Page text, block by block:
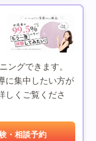
ングできます。
に集中したい方が
しくご覧くださ
・相談予約